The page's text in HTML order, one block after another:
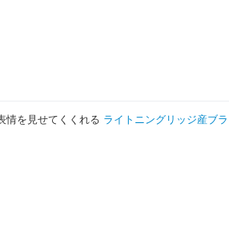
情を見せてくくれる ライトニングリッジ産ブ